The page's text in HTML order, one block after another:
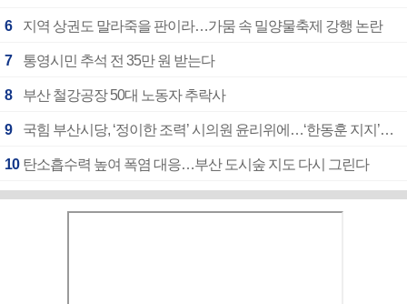
6 지역 상권도 말라죽을 판이라…가뭄 속 밀양물축제 강행 논란
7 통영시민 추석 전 35만 원 받는다
8 부산 철강공장 50대 노동자 추락사
9 국힘 부산시당, ‘정이한 조력’ 시의원 윤리위에…‘한동훈 지지’도 신고접수
10 탄소흡수력 높여 폭염 대응…부산 도시숲 지도 다시 그린다